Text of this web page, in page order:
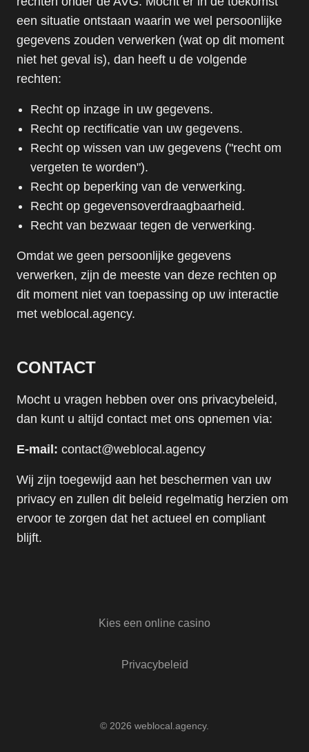
een situatie ontstaan waarin we wel persoonlijke
gegevens zouden verwerken (wat op dit moment
niet het geval is), dan heeft u de volgende
rechten:
Recht op inzage in uw gegevens.
Recht op rectificatie van uw gegevens.
Recht op wissen van uw gegevens ("recht om
vergeten te worden").
Recht op beperking van de verwerking.
Recht op gegevensoverdraagbaarheid.
Recht van bezwaar tegen de verwerking.
Omdat we geen persoonlijke gegevens
verwerken, zijn de meeste van deze rechten op
dit moment niet van toepassing op uw interactie
met weblocal.agency.
CONTACT
Mocht u vragen hebben over ons privacybeleid,
dan kunt u altijd contact met ons opnemen via:
E-mail: contact@weblocal.agency
Wij zijn toegewijd aan het beschermen van uw
privacy en zullen dit beleid regelmatig herzien om
ervoor te zorgen dat het actueel en compliant
blijft.
Kies een online casino
Privacybeleid
© 2026 weblocal.agency.